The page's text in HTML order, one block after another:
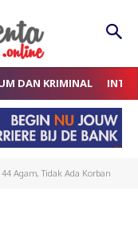
DAN KRIMINAL
Agam, Tidak Ada Korban